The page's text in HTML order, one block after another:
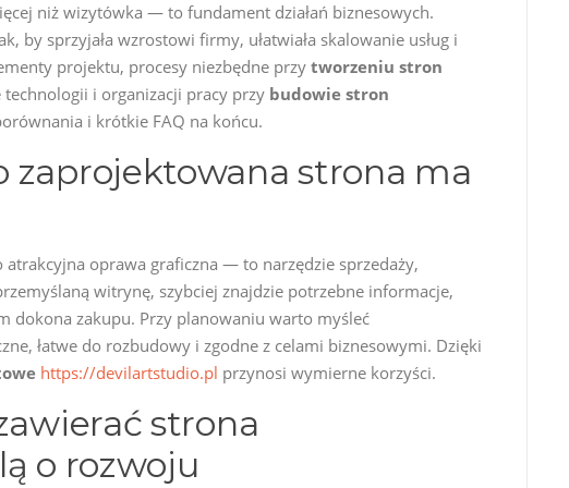
niż wizytówka — to fundament działań biznesowych.
by sprzyjała wzrostowi firmy, ułatwiała skalowanie usług i
projektu, procesy niezbędne przy tworzeniu stron
i organizacji pracy przy budowie stron
i krótkie FAQ na końcu.
zaprojektowana strona ma
oprawa graficzna — to narzędzie sprzedaży,
witrynę, szybciej znajdzie potrzebne informacje,
dokona zakupu. Przy planowaniu warto myśleć
łatwe do rozbudowy i zgodne z celami biznesowymi. Dzięki
https://devilartstudio.pl przynosi wymierne korzyści.
strona
o rozwoju